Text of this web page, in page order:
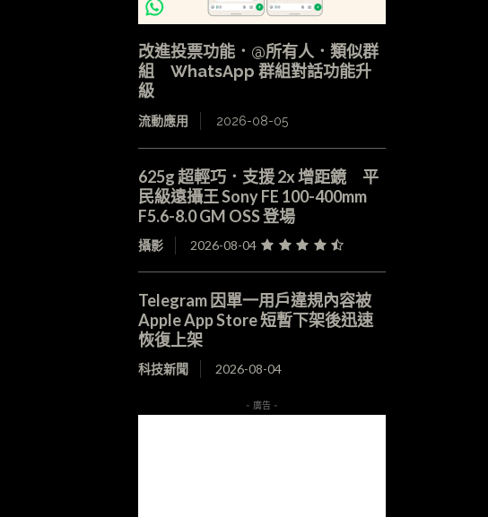
改進投票功能．@所有人．類似群
組 WhatsApp 群組對話功能升
級
流動應用 2026-08-05
625g 超輕巧．支援 2x 增距鏡 平
民級遠攝王 Sony FE 100-400mm
F5.6-8.0 GM OSS 登場
攝影 2026-08-04
Telegram 因單一用戶違規內容被
Apple App Store 短暫下架後迅速
恢復上架
科技新聞 2026-08-04
- 廣告 -